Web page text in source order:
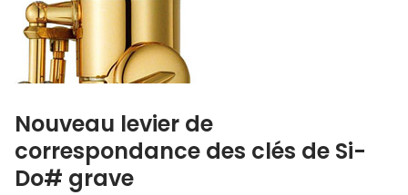
Nouveau levier de
correspondance des clés de Si-
Do# grave